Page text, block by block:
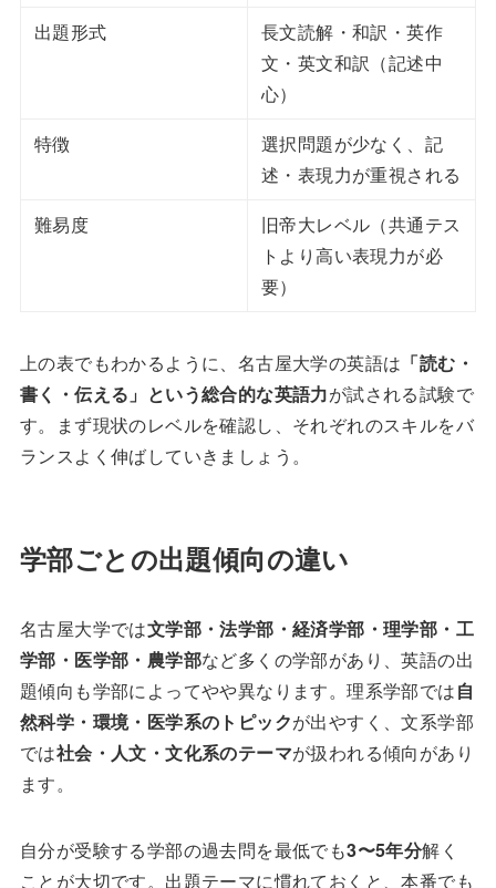
出題形式
長文読解・和訳・英作
文・英文和訳（記述中
心）
特徴
選択問題が少なく、記
述・表現力が重視される
難易度
旧帝大レベル（共通テス
トより高い表現力が必
要）
上の表でもわかるように、名古屋大学の英語は 「読む・
書く・伝える」という総合的な英語力が試される試験で
す。まず現状のレベルを確認し、それぞれのスキルをバ
ランスよく伸ばしていきましょう。
学部ごとの出題傾向の違い
名古屋大学では文学部・法学部・経済学部・理学部・工
学部・医学部・農学部など多くの学部があり、英語の出
題傾向も学部によってやや異なります。理系学部では自
然科学・環境・医学系のトピックが出やすく、文系学部
では社会・人文・文化系のテーマが扱われる傾向があり
ます。
自分が受験する学部の過去問を最低でも3〜5年分解く
ことが大切です。出題テーマに慣れておくと、本番でも